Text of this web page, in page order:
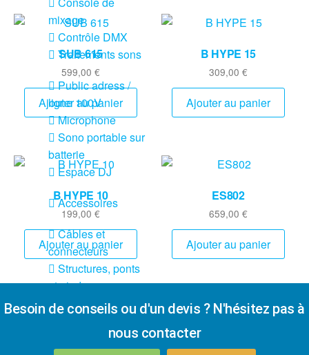
mixage
Contrôle DMX
Traitements sons
Public adress /
ligne 100V
Microphone
Sono portable sur
batterie
Espace DJ
Accessoires
Câbles et
connecteurs
Structures, ponts
et pieds
Structure pro alu
SUB 615
599,00 €
Ajouter au panier
B HYPE 15
309,00 €
Ajouter au panier
B HYPE 10
199,00 €
Ajouter au panier
ES802
659,00 €
Ajouter au panier
Besoin de conseils ou d'un devis ? N'hésitez pas à
nous contacter